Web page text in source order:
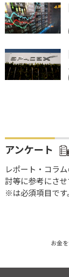
アンケート
レポート・コラ
討等に参考にさせ
※は必須項目です。
お金